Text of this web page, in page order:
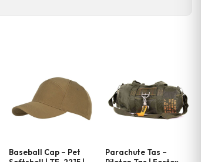
Baseball Cap – Pet
Parachute Tas –